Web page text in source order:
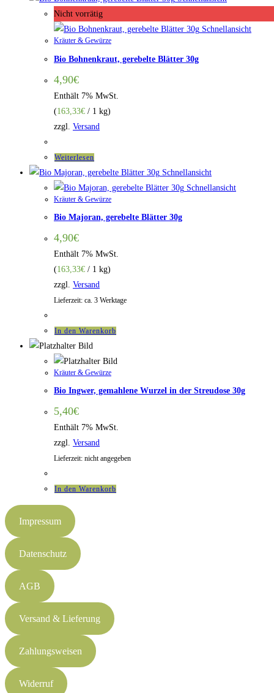
Nicht vorrätig
Schnellansicht
Kräuter & Gewürze
Bio Bohnenkraut, gerebelte Blätter 30g
4,90€
Enthält 7% MwSt.
(163,33€ / 1 kg)
zzgl. Versand
Weiterlesen
Schnellansicht
Schnellansicht
Kräuter & Gewürze
Bio Majoran, gerebelte Blätter 30g
4,90€
Enthält 7% MwSt.
(163,33€ / 1 kg)
zzgl. Versand
Lieferzeit: ca. 3 Werktage
In den Warenkorb
Kräuter & Gewürze
Bio Ingwer, gemahlene Wurzel in der Streudose 30g
5,40€
Enthält 7% MwSt.
zzgl. Versand
Lieferzeit: nicht angegeben
In den Warenkorb
Impressum
Datenschutz
AGB
Versand & Lieferung
Zahlungsweisen
Widerruf